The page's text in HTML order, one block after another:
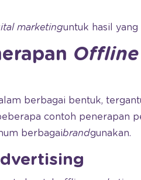
marketinguntuk hasil
berbagai bentuk,
contoh penerapan
berbagaibrandgunakan.